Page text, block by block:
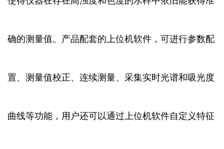
确的测量值。产品配套的上位机软件，可进行参数配
置、测量值校正、连续测量、采集实时光谱和吸光度
曲线等功能，用户还可以通过上位机软件自定义特征